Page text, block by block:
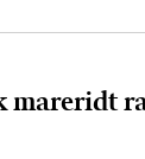
mareridt